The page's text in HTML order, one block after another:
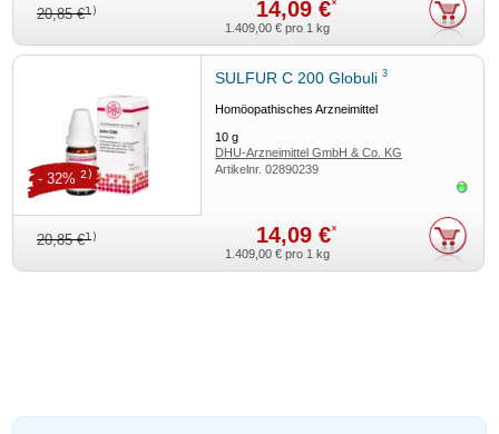
20,85 €1) 14,09 €*
1.409,00 € pro 1 kg
SULFUR C 200 Globuli3
Homöopathisches Arzneimittel
10g
DHU-Arzneimittel GmbH & Co. KG
Artikelnr.02890239
20,85 €1) 14,09 €*
- 32% 2)
1.409,00 € pro 1 kg